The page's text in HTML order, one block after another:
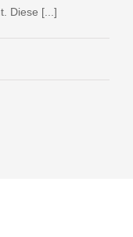
Diese [...]